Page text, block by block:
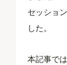
セッショ
した。
本記事で